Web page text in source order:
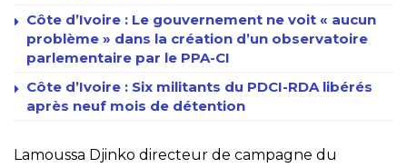
Côte d’Ivoire : Le gouvernement ne voit « aucun
problème » dans la création d’un observatoire
parlementaire par le PPA-CI
Côte d’Ivoire : Six militants du PDCI-RDA libérés
après neuf mois de détention
Lamoussa Djinko directeur de campagne du